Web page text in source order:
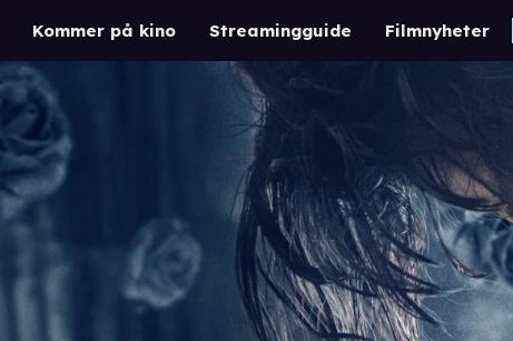
Kommer på kino Streamingguide Filmnyheter